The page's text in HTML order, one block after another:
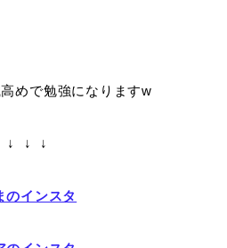
めで勉強になりますw
↓ ↓ ↓
のインスタ